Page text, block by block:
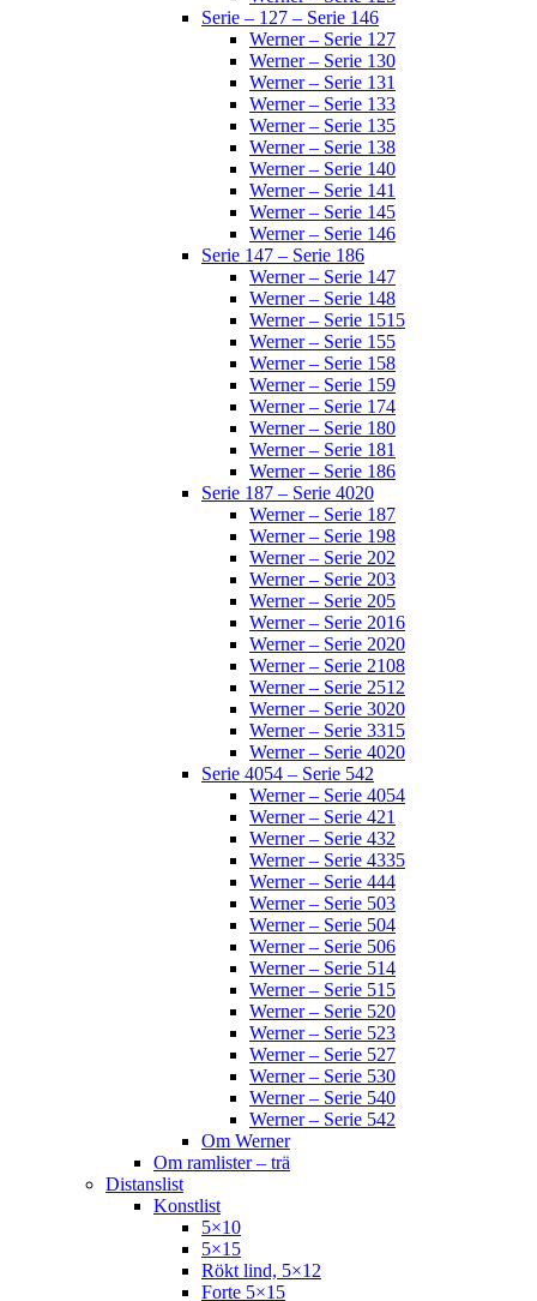
Serie – 127 – Serie 146
Werner – Serie 127
Werner – Serie 130
Werner – Serie 131
Werner – Serie 133
Werner – Serie 135
Werner – Serie 138
Werner – Serie 140
Werner – Serie 141
Werner – Serie 145
Werner – Serie 146
Serie 147 – Serie 186
Werner – Serie 147
Werner – Serie 148
Werner – Serie 1515
Werner – Serie 155
Werner – Serie 158
Werner – Serie 159
Werner – Serie 174
Werner – Serie 180
Werner – Serie 181
Werner – Serie 186
Serie 187 – Serie 4020
Werner – Serie 187
Werner – Serie 198
Werner – Serie 202
Werner – Serie 203
Werner – Serie 205
Werner – Serie 2016
Werner – Serie 2020
Werner – Serie 2108
Werner – Serie 2512
Werner – Serie 3020
Werner – Serie 3315
Werner – Serie 4020
Serie 4054 – Serie 542
Werner – Serie 4054
Werner – Serie 421
Werner – Serie 432
Werner – Serie 4335
Werner – Serie 444
Werner – Serie 503
Werner – Serie 504
Werner – Serie 506
Werner – Serie 514
Werner – Serie 515
Werner – Serie 520
Werner – Serie 523
Werner – Serie 527
Werner – Serie 530
Werner – Serie 540
Werner – Serie 542
Om Werner
Om ramlister – trä
Distanslist
Konstlist
5×10
5×15
Rökt lind, 5×12
Forte 5×15